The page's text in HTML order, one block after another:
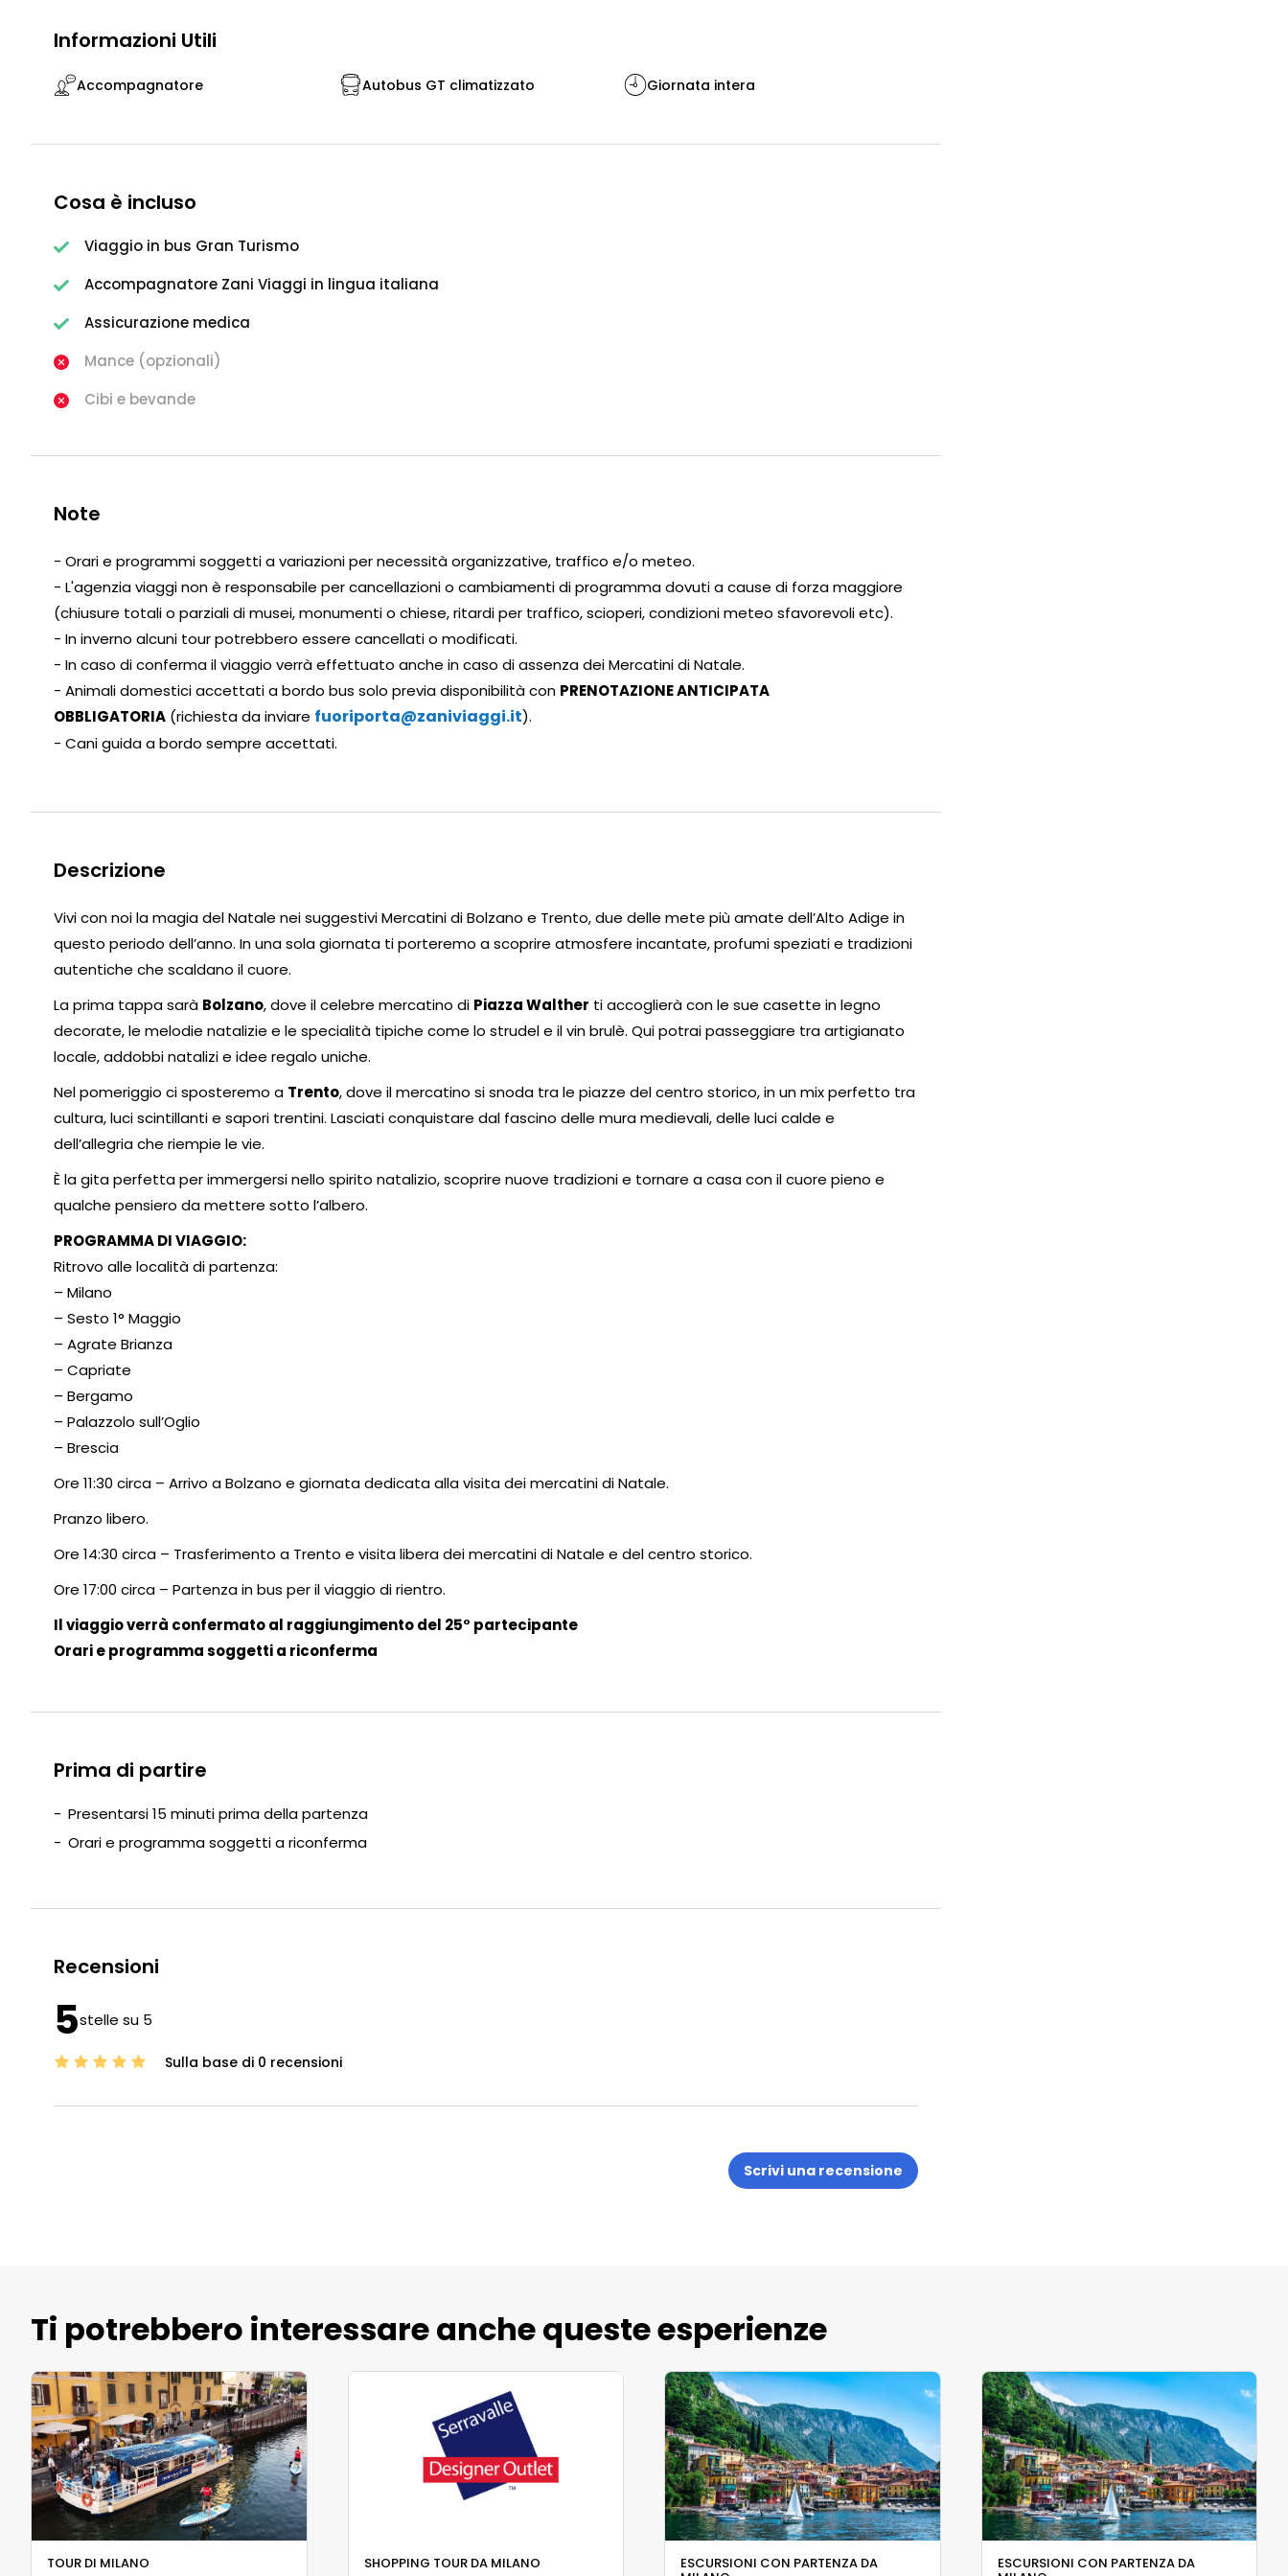
Informazioni Utili
Accompagnatore Autobus GT climatizzato Giornata intera
Cosa è incluso
Viaggio in bus Gran Turismo
Accompagnatore Zani Viaggi in lingua italiana
Assicurazione medica
Mance (opzionali)
Cibi e bevande
Note
- Orari e programmi soggetti a variazioni per necessità organizzative, traffico e/o meteo.
- L'agenzia viaggi non è responsabile per cancellazioni o cambiamenti di programma dovuti a cause di forza maggiore
(chiusure totali o parziali di musei, monumenti o chiese, ritardi per traffico, scioperi, condizioni meteo sfavorevoli etc).
- In inverno alcuni tour potrebbero essere cancellati o modificati.
- In caso di conferma il viaggio verrà effettuato anche in caso di assenza dei Mercatini di Natale.
- Animali domestici accettati a bordo bus solo previa disponibilità con PRENOTAZIONE ANTICIPATA
OBBLIGATORIA (richiesta da inviare fuoriporta@zaniviaggi.it).
- Cani guida a bordo sempre accettati.
Descrizione
Vivi con noi la magia del Natale nei suggestivi Mercatini di Bolzano e Trento, due delle mete più amate dell’Alto Adige in
questo periodo dell’anno. In una sola giornata ti porteremo a scoprire atmosfere incantate, profumi speziati e tradizioni
autentiche che scaldano il cuore.
La prima tappa sarà Bolzano, dove il celebre mercatino di Piazza Walther ti accoglierà con le sue casette in legno
decorate, le melodie natalizie e le specialità tipiche come lo strudel e il vin brulè. Qui potrai passeggiare tra artigianato
locale, addobbi natalizi e idee regalo uniche.
Nel pomeriggio ci sposteremo a Trento, dove il mercatino si snoda tra le piazze del centro storico, in un mix perfetto tra
cultura, luci scintillanti e sapori trentini. Lasciati conquistare dal fascino delle mura medievali, delle luci calde e
dell’allegria che riempie le vie.
È la gita perfetta per immergersi nello spirito natalizio, scoprire nuove tradizioni e tornare a casa con il cuore pieno e
qualche pensiero da mettere sotto l’albero.
PROGRAMMA DI VIAGGIO:
Ritrovo alle località di partenza:
– Milano
– Sesto 1° Maggio
– Agrate Brianza
– Capriate
– Bergamo
– Palazzolo sull’Oglio
– Brescia
Ore 11:30 circa – Arrivo a Bolzano e giornata dedicata alla visita dei mercatini di Natale.
Pranzo libero.
Ore 14:30 circa – Trasferimento a Trento e visita libera dei mercatini di Natale e del centro storico.
Ore 17:00 circa – Partenza in bus per il viaggio di rientro.
Il viaggio verrà confermato al raggiungimento del 25° partecipante
Orari e programma soggetti a riconferma
Prima di partire
Presentarsi 15 minuti prima della partenza
Orari e programma soggetti a riconferma
Recensioni
5stelle su 5
Sulla base di 0 recensioni
Scrivi una recensione
Ti potrebbero interessare anche queste esperienze
TOUR DI MILANO SHOPPING TOUR DA MILANO ESCURSIONI CON PARTENZA DA ESCURSIONI CON PARTENZA DA